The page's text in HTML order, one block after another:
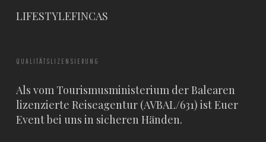
LIFESTYLEFINCAS
QUALITÄTSLIZENSIERUNG
Als vom Tourismusministerium der Balearen
lizenzierte Reiseagentur (AVBAL/631) ist Euer
Event bei uns in sicheren Händen.